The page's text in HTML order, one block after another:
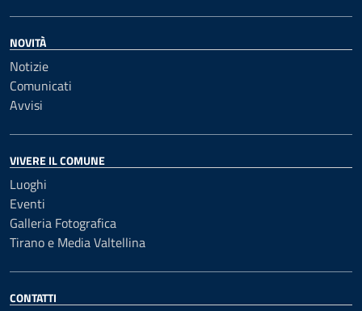
NOVITÀ
Notizie
Comunicati
Avvisi
VIVERE IL COMUNE
Luoghi
Eventi
Galleria Fotografica
Tirano e Media Valtellina
CONTATTI